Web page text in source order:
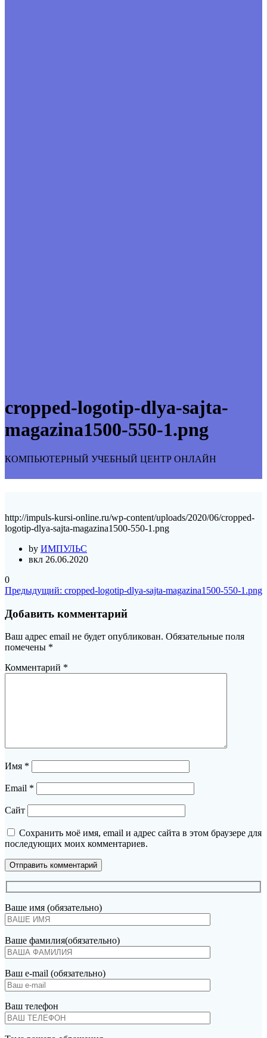
cropped-logotip-dlya-sajta-
magazina1500-550-1.png
КОМПЬЮТЕРНЫЙ УЧЕБНЫЙ ЦЕНТР ОНЛАЙН
http://impuls-kursi-online.ru/wp-content/uploads/2020/06/cropped-
logotip-dlya-sajta-magazina1500-550-1.png
by ИМПУЛЬС
вкл 26.06.2020
0
Навигация
по
записям
Предыдущий: Предыдущая
cropped-logotip-dlya-sajta-magazina1500-550-1.png
Добавить комментарий
Ваш адрес email не будет опубликован. Обязательные поля
помечены *
Комментарий *
Имя *
Email *
Сайт
Сохранить моё имя, email и адрес сайта в этом браузере для
последующих моих комментариев.
Ваше имя (обязательно)
Ваше фамилия(обязательно)
Ваш e-mail (обязательно)
Ваш телефон